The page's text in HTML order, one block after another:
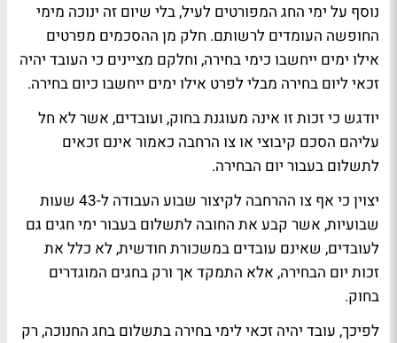
נוסף על ימי החג המפורטים לעיל, בלי שיום זה ינוכה מימי
החופשה העומדים לרשותם. חלק מן ההסכמים מפרטים
אילו ימים ייחשבו כימי בחירה, וחלקם מציינים כי העובד יהיה
זכאי ליום בחירה מבלי לפרט אילו ימים ייחשבו כיום בחירה.
יודגש כי זכות זו אינה מעוגנת בחוק, ועובדים, אשר לא חל
עליהם הסכם קיבוצי או צו הרחבה כאמור אינם זכאים
לתשלום בעבור יום הבחירה.
יצוין כי אף צו ההרחבה לקיצור שבוע העבודה ל-43 שעות
שבועיות, אשר קבע את החובה לתשלום בעבור ימי חגים גם
לעובדים, שאינם עובדים במשכורת חודשית, לא כלל את
זכות יום הבחירה, אלא התמקד אך ורק בחגים המוגדרים
בחוק.
לפיכך, עובד יהיה זכאי לימי בחירה בתשלום בחג החנוכה, רק